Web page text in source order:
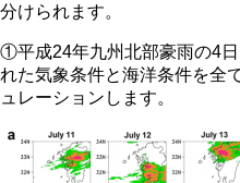
分けられます。
①平成24年九州北部豪雨の4
れた気象条件と海洋条件を全
ュレーションします。